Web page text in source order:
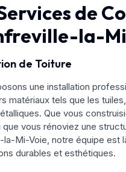
de
la-
de Toiture
une installation
matériaux tels que les
Que vous
que vous rénoviez une
la-Mi-Voie, notre équipe est
durables et esthétiques.